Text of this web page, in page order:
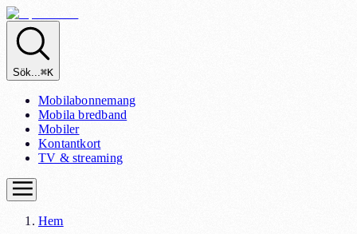
Sök...⌘K
Mobilabonnemang
Mobila bredband
Mobiler
Kontantkort
TV & streaming
Hem